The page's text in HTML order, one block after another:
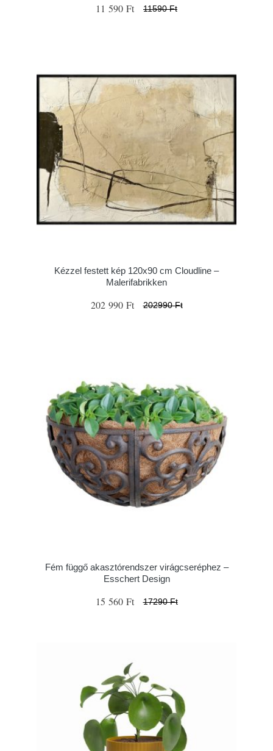
11 590 Ft 11590 Ft
Kézzel festett kép 120x90 cm Cloudline –
Malerifabrikken
202 990 Ft 202990 Ft
Fém függő akasztórendszer virágcseréphez –
Esschert Design
15 560 Ft 17290 Ft